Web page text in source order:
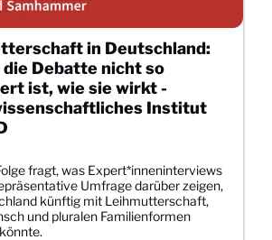
in Deutschland:
die Debatte nicht so
ist, wie sie wirkt -
Institut
fragt, was Expert*inneninterviews
Umfrage darüber zeigen,
künftig mit Leihmutterschaft,
und pluralen Familienformen